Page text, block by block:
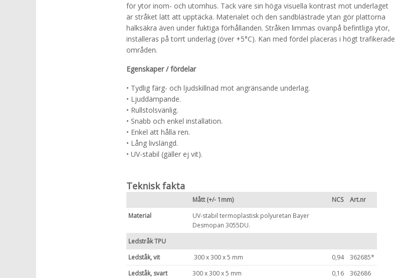
för ytor inom- och utomhus. Tack vare sin höga visuella kontrast mot underlaget
är stråket lätt att upptäcka. Materialet och den sandblästrade ytan gör plattorna
halksäkra även under fuktiga förhållanden. Stråken limmas ovanpå befintliga ytor,
installeras på torrt underlag (över +5°C). Kan med fördel placeras i högt trafikerade
områden.
Egenskaper / fördelar
• Tydlig färg- och ljudskillnad mot angränsande underlag.
• Ljuddämpande.
• Rullstolsvänlig.
• Snabb och enkel installation.
• Enkel att hålla ren.
• Lång livslängd.
• UV-stabil (gäller ej vit).
Teknisk fakta
Mått (+/- 1mm) NCS
Art.nr
Material
UV-stabil termoplastisk polyuretan Bayer
Desmopan 3055DU.
Ledstråk TPU
Ledståk, vit
300 x 300 x 5 mm 0,94
362685*
Ledståk, svart
300 x 300 x 5 mm 0,16
362686